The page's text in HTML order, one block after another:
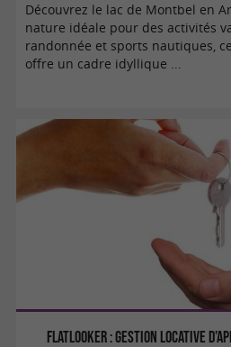
Découvrez le lac de Montbel en
nature idéale pour des activités
randonnée et sports nautiques,
offre un cadre idyllique ...
Flatlooker : Gestion locative